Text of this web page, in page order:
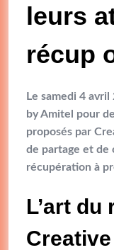
leurs
récup
Le samedi 4
by Amitel pour
proposés par
de partage et de
récupération à
L’art du